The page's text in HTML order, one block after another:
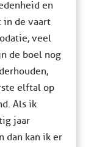
en
de vaart
veel
de boel nog
elftal op
Als ik
jaar
dan kan ik er